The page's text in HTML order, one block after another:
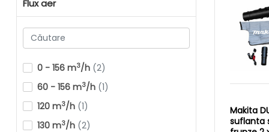
56 m/s(1)
57,7 m/s
58 m/s(4)
63 m/s(1)
63,8 m/s(2)
64 m/s(7)
65 m/s(2)
Flux aer
0 - 156 m3/h (2)
60 - 156 m3/h (1)
120 m3/h (1)
130 m3/h (2)
Makita
suflanta